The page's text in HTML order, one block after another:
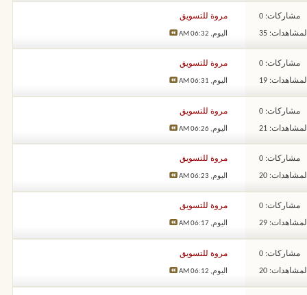
مشاركات: 0
المشاهدات: 35
مروة للتسويق
اليوم, 06:32 AM
مشاركات: 0
المشاهدات: 19
مروة للتسويق
اليوم, 06:31 AM
مشاركات: 0
المشاهدات: 21
مروة للتسويق
اليوم,06:26 AM
مشاركات: 0
المشاهدات: 20
مروة للتسويق
اليوم, 06:23 AM
مشاركات: 0
29
مروة للتسويق
اليوم, 06:17 AM
مشاركات: 0
المشاهدات: 20
مروة للتسويق
اليوم, 06:12 AM